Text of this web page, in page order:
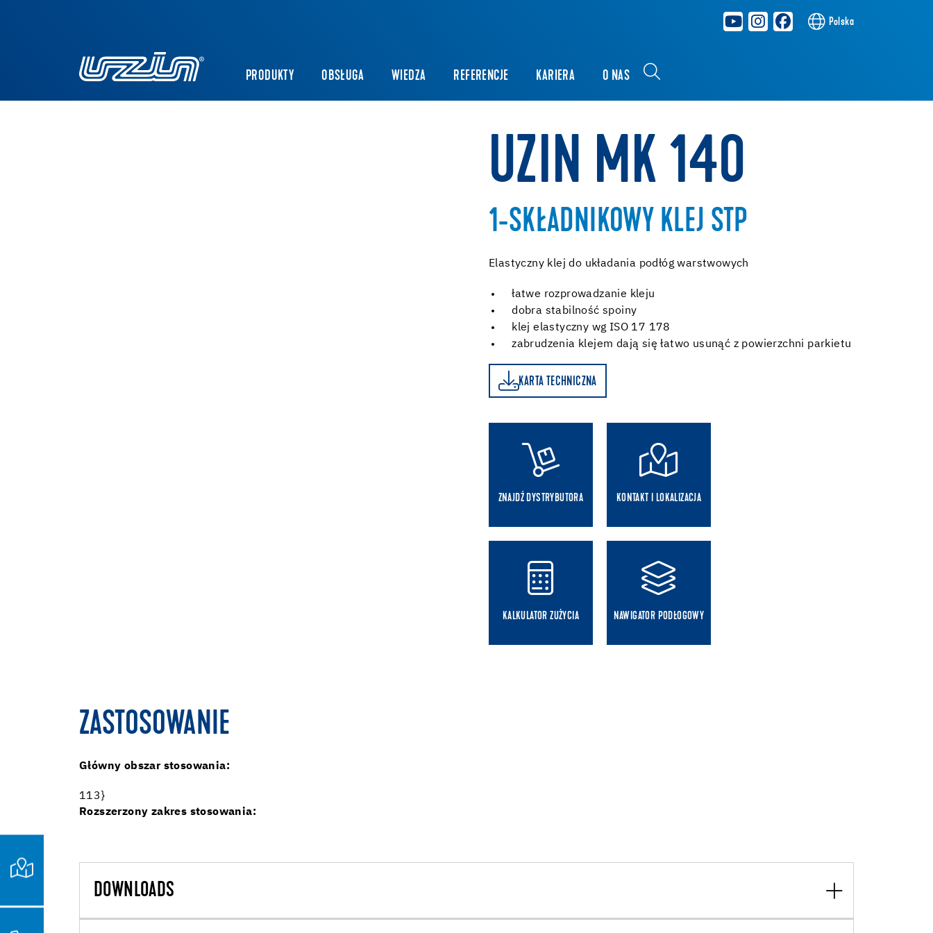
Polska
PRODUKTY OBSŁUGA WIEDZA REFERENCJE KARIERA O NAS
UZIN MK 140
1-SKŁADNIKOWY KLEJ STP
Elastyczny klej do układania podłóg warstwowych
łatwe rozprowadzanie kleju
dobra stabilność spoiny
klej elastyczny wg ISO 17 178
zabrudzenia klejem dają się łatwo usunąć z powierzchni parkietu
KARTA TECHNICZNA
ZNAJDŹ DYSTRYBUTORA KONTAKT I LOKALIZACJA
KALKULATOR ZUŻYCIA NAWIGATOR PODŁOGOWY
ZASTOSOWANIE
Główny obszar stosowania:
113}
Rozszerzony zakres stosowania:
DOWNLOADS